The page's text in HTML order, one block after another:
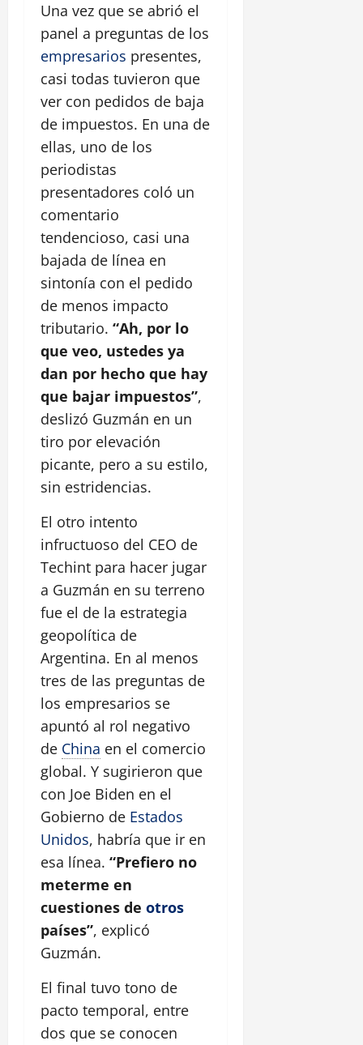
Una vez que se abrió el
panel a preguntas de los
empresarios presentes,
casi todas tuvieron que
ver con pedidos de baja
de impuestos. En una de
ellas, uno de los
periodistas
presentadores coló un
comentario
tendencioso, casi una
bajada de línea en
sintonía con el pedido
de menos impacto
tributario. “Ah, por lo
que veo, ustedes ya
dan por hecho que hay
que bajar impuestos”,
deslizó Guzmán en un
tiro por elevación
picante, pero a su estilo,
sin estridencias.
El otro intento
infructuoso del CEO de
Techint para hacer jugar
a Guzmán en su terreno
fue el de la estrategia
geopolítica de
Argentina. En al menos
tres de las preguntas de
los empresarios se
apuntó al rol negativo
de China en el comercio
global. Y sugirieron que
con Joe Biden en el
Gobierno de Estados
Unidos, habría que ir en
esa línea. “Prefiero no
meterme en
cuestiones de otros
países”, explicó
Guzmán.
El final tuvo tono de
pacto temporal, entre
dos que se conocen